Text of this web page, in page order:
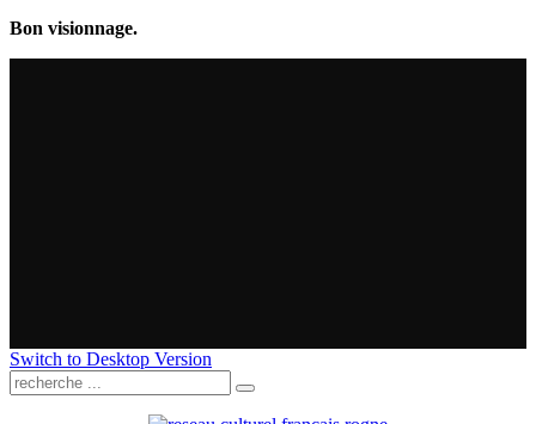
Bon visionnage.
Switch to Desktop Version